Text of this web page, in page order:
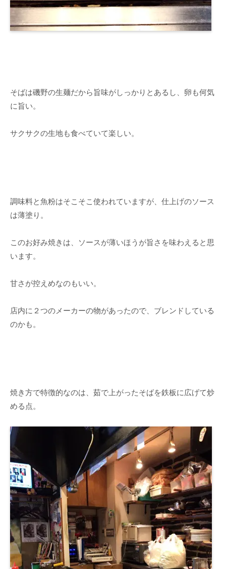
そばは磯野の生麺だから旨味がしっかりとあるし、卵も何気
に旨い。
サクサクの生地も食べていて楽しい。
調味料と魚粉はそこそこ使われていますが、仕上げのソース
は薄塗り。
このお好み焼きは、ソースが薄いほうが旨さを味わえると思
います。
甘さが控えめなのもいい。
店内に２つのメーカーの物があったので、ブレンドしている
のかも。
焼き方で特徴的なのは、茹で上がったそばを鉄板に広げて炒
める点。